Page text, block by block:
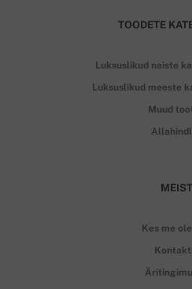
TOODETE
Luksuslikud naiste
Luksuslikud meeste
Muud
MEIST
Kes me